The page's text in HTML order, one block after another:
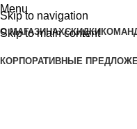
Skip to navigation
Skip to main content
Menu
О МАГАЗИНАХСКИДКИ
КОРПОРАТИВНЫЕ